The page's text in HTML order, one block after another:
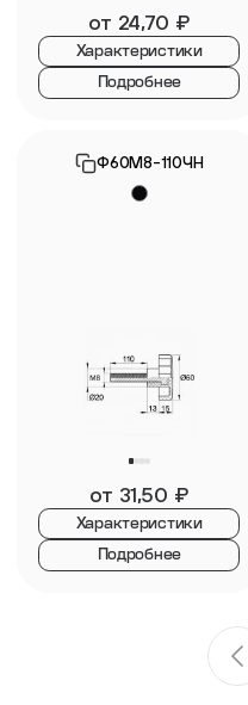
от 24,70 ₽
Характеристики
Подробнее
Ф60М8-110ЧН
от 31,50 ₽
Характеристики
Подробнее